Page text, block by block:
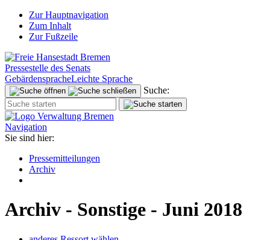
Zur Hauptnavigation
Zum Inhalt
Zur Fußzeile
Pressestelle des Senats
GebärdenspracheLeichte Sprache
Suche:
Navigation
Sie sind hier:
Pressemitteilungen
Archiv
Archiv - Sonstige - Juni 2018